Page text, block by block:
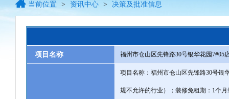
当前位置 > 资讯中心 > 决策及批准信息
项目名称 福州市仓山区先锋路30号银华花园7#05
项目名称：福州市仓山区先锋路30号银
规不允许的行业）；装修免租期：1个